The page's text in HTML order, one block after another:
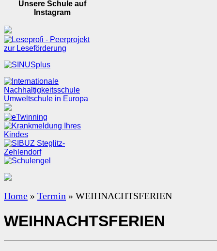
Unsere Schule auf
Instagram
Home » Termin » WEIHNACHTSFERIEN
WEIHNACHTSFERIEN